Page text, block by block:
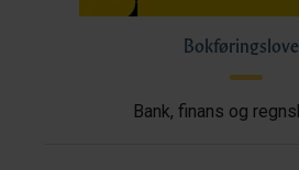
Bank, finans og